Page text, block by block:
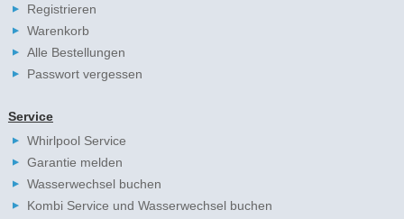
Registrieren
Warenkorb
Alle Bestellungen
Passwort vergessen
Service
Whirlpool Service
Garantie melden
Wasserwechsel buchen
Kombi Service und Wasserwechsel buchen